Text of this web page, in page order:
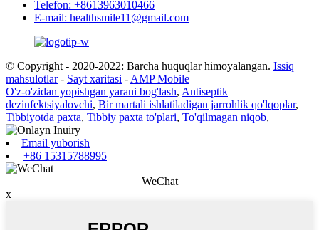
Telefon: +8613963010466
E-mail: healthsmile11@gmail.com
© Copyright - 2020-2022: Barcha huquqlar himoyalangan. Issiq
mahsulotlar- Sayt xaritasi - AMP Mobile
O'z-o'zidan yopishgan yarani bog'lash, Antiseptik
dezinfektsiyalovchi, Bir martali ishlatiladigan jarrohlik qo'lqoplar,
Tibbiyotda paxta, Tibbiy paxta to'plari, To'qilmagan niqob,
Email yuborish
+86 15315788995
WeChat
x